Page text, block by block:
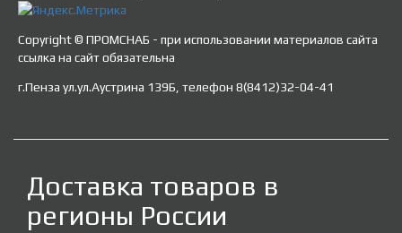
Copyright © ПРОМСНАБ - при использовании материалов сайта
ссылка на сайт обязательна
г.Пенза ул.ул.Аустрина 139Б, телефон 8(8412)32-04-41
Доставка товаров в
регионы России